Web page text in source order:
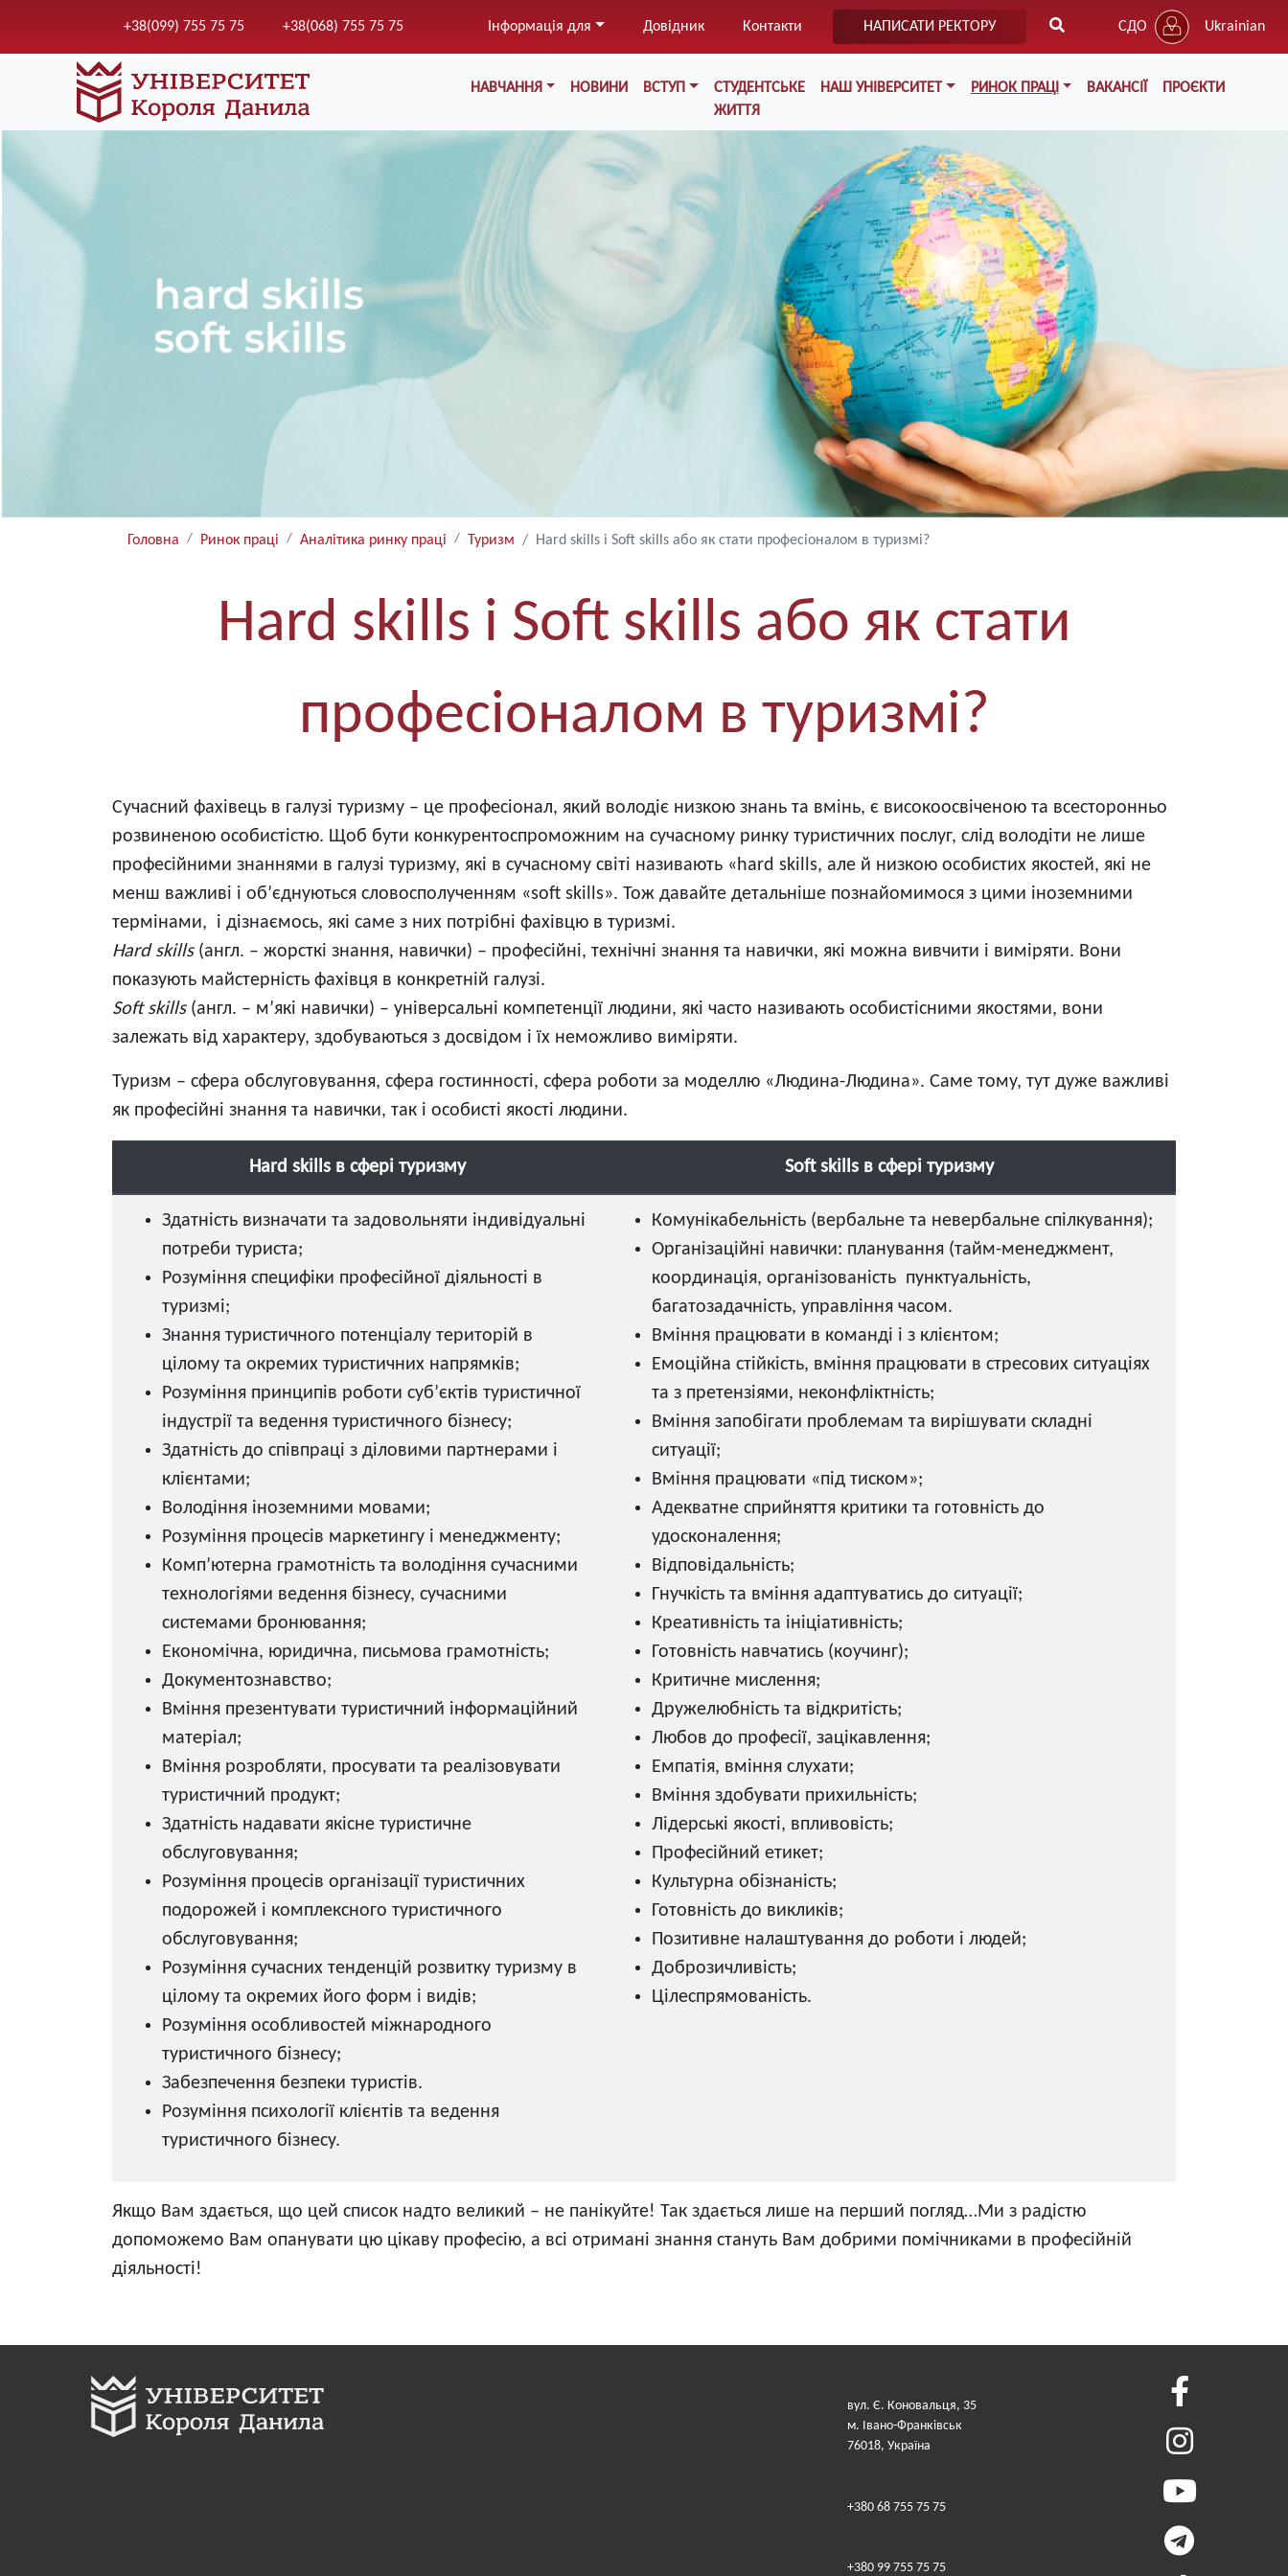
до
основного
вмісту
+38(099) 755 75 75 +38(068) 755 75 75 Інформація для Довідник Контакти НАПИСАТИ РЕКТОРУ СДО Ukrainian
Меню у хедері
НАВЧАННЯ НОВИНИ ВСТУП
СТУДЕНТСЬКЕ
ЖИТТЯ
НАШ УНІВЕРСИТЕТ РИНОК ПРАЦІ ВАКАНСІЇ ПРОЄКТИ
Головна Ринок праці Аналітика ринку праці Туризм Hard skills і Soft skills або як стати професіоналом в туризмі?
Hard skills і Soft skills або як стати
професіоналом в туризмі?
Сучасний фахівець в галузі туризму – це професіонал, який володіє низкою знань та вмінь, є високоосвіченою та всесторонньо
розвиненою особистістю. Щоб бути конкурентоспроможним на сучасному ринку туристичних послуг, слід володіти не лише
професійними знаннями в галузі туризму, які в сучасному світі називають «hard skills, але й низкою особистих якостей, які не
менш важливі і об’єднуються словосполученням «soft skills». Тож давайте детальніше познайомимося з цими іноземними
термінами, і дізнаємось, які саме з них потрібні фахівцю в туризмі.
Hard skills(англ. – жорсткі знання, навички) – професійні, технічні знання та навички, які можна вивчити і виміряти. Вони
показують майстерність фахівця в конкретній галузі.
Soft skills(англ. – м’які навички) – універсальні компетенції людини, які часто називають особистісними якостями, вони
залежать від характеру, здобуваються з досвідом і їх неможливо виміряти.
Туризм – сфера обслуговування, сфера гостинності, сфера роботи за моделлю «Людина-Людина». Саме тому, тут дуже важливі
як професійні знання та навички, так і особисті якості людини.
Hard skills в сфері туризму Soft skills в сфері туризму
Здатність визначати та задовольняти індивідуальні
потреби туриста;
Розуміння специфіки професійної діяльності в
туризмі;
Знання туристичного потенціалу територій в
цілому та окремих туристичних напрямків;
Розуміння принципів роботи суб’єктів туристичної
індустрії та ведення туристичного бізнесу;
Здатність до співпраці з діловими партнерами і
клієнтами;
Володіння іноземними мовами;
Розуміння процесів маркетингу і менеджменту;
Комп’ютерна грамотність та володіння сучасними
технологіями ведення бізнесу, сучасними
системами бронювання;
Економічна, юридична, письмова грамотність;
Документознавство;
Вміння презентувати туристичний інформаційний
матеріал;
Вміння розробляти, просувати та реалізовувати
туристичний продукт;
Здатність надавати якісне туристичне
обслуговування;
Розуміння процесів організації туристичних
подорожей і комплексного туристичного
обслуговування;
Розуміння сучасних тенденцій розвитку туризму в
цілому та окремих його форм і видів;
Розуміння особливостей міжнародного
туристичного бізнесу;
Забезпечення безпеки туристів.
Розуміння психології клієнтів та ведення
туристичного бізнесу.
Комунікабельність (вербальне та невербальне спілкування);
Організаційні навички: планування (тайм-менеджмент,
координація, організованість пунктуальність,
багатозадачність, управління часом.
Вміння працювати в команді і з клієнтом;
Емоційна стійкість, вміння працювати в стресових ситуаціях
та з претензіями, неконфліктність;
Вміння запобігати проблемам та вирішувати складні
ситуації;
Вміння працювати «під тиском»;
Адекватне сприйняття критики та готовність до
удосконалення;
Відповідальність;
Гнучкість та вміння адаптуватись до ситуації;
Креативність та ініціативність;
Готовність навчатись (коучинг);
Критичне мислення;
Дружелюбність та відкритість;
Любов до професії, зацікавлення;
Емпатія, вміння слухати;
Вміння здобувати прихильність;
Лідерські якості, впливовість;
Професійний етикет;
Культурна обізнаність;
Готовність до викликів;
Позитивне налаштування до роботи і людей;
Доброзичливість;
Цілеспрямованість.
Якщо Вам здається, що цей список надто великий – не панікуйте! Так здається лише на перший погляд…Ми з радістю
допоможемо Вам опанувати цю цікаву професію, а всі отримані знання стануть Вам добрими помічниками в професійній
діяльності!
вул. Є. Коновальця, 35
м. Івано-Франківськ
76018, Україна
+380 68 755 75 75
+380 99 755 75 75